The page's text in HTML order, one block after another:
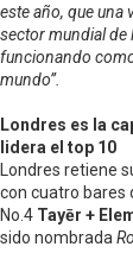
este año, que una
sector mundial de
funcionando
mundo”.
Londres es la
lidera el top 10
Londres retiene
con cuatro bares
No.4 Tayēr +
sido nombrada